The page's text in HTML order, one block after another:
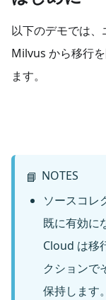
以下のデモでは
Milvus から移行
ます。
📘 NOTES
ソースコレ
既に有効に
Cloud は移
クションで
保持します